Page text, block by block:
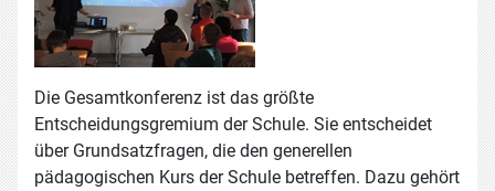
Die Gesamtkonferenz ist das größte
Entscheidungsgremium der Schule. Sie entscheidet
über Grundsatzfragen, die den generellen
pädagogischen Kurs der Schule betreffen. Dazu gehört